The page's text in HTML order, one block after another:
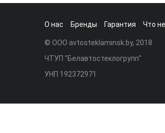
О нас Бренды Гарантия Что
© ООО avtosteklaminsk.by, 2018
ЧТУП "Белавтостеклогрупп"
УНП 192372971